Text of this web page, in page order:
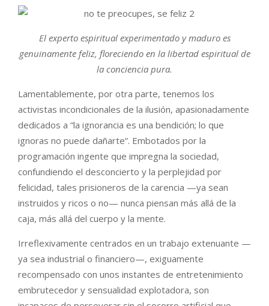
El experto espiritual experimentado y maduro es
genuinamente feliz, floreciendo en la libertad espiritual de
la conciencia pura.
Lamentablemente, por otra parte, tenemos los
activistas incondicionales de la ilusión, apasionadamente
dedicados a “la ignorancia es una bendición; lo que
ignoras no puede dañarte”. Embotados por la
programación ingente que impregna la sociedad,
confundiendo el desconcierto y la perplejidad por
felicidad, tales prisioneros de la carencia —ya sean
instruidos y ricos o no— nunca piensan más allá de la
caja, más allá del cuerpo y la mente.
Irreflexivamente centrados en un trabajo extenuante —
ya sea industrial o financiero—, exiguamente
recompensado con unos instantes de entretenimiento
embrutecedor y sensualidad explotadora, son